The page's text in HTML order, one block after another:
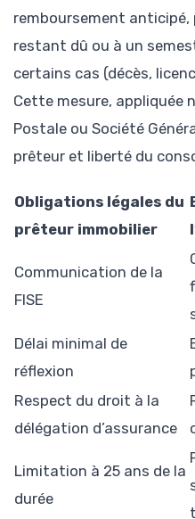
remboursement anticipé,
restant dû ou à un
certains cas (décès,
Cette mesure, appliquée
Postale ou Société
prêteur et liberté du
Obligations légales du
prêteur immobilier
Communication de la
FISE
Délai minimal de
réflexion
Respect du droit à la
délégation d’assurance
Limitation à 25 ans de la
durée